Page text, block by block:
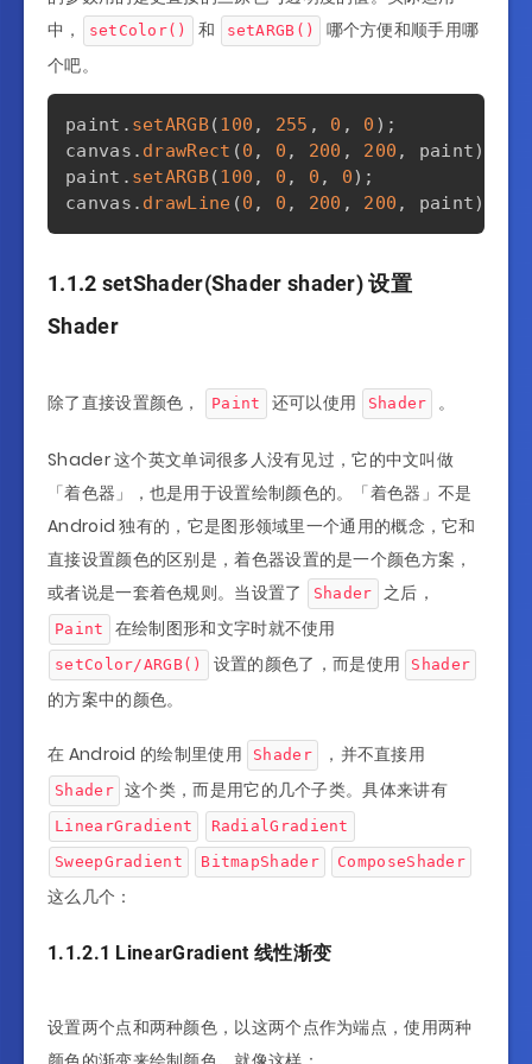
中，
setColor() 和 setARGB()
哪个方便和顺手用哪
个吧。
paint . setARGB(100 , 255 , 0 , 0 ) ;
canvas . drawRect (0 , 0 , 200 , 200 , paint)
paint . setARGB(100 , 0 , 0 , 0) ;
canvas . drawLine (0 , 0 , 200 , 200 , paint)
1.1.2 setShader(Shader shader) 设置
Shader
除了直接设置颜色， Paint 还可以使用 Shader 。
Shader 这个英文单词很多人没有见过，它的中文叫做
「着色器」，也是用于设置绘制颜色的。「着色器」不是
Android 独有的，它是图形领域里一个通用的概念，它和
直接设置颜色的区别是，着色器设置的是一个颜色方案，
或者说是一套着色规则。当设置了
Shader 之后，
Paint 在绘制图形和文字时就不使用
setColor/ARGB() 设置的颜色了，而是使用 Shader
的方案中的颜色。
在 Android 的绘制里使用 Shader ，并不直接用
Shader 这个类，而是用它的几个子类。具体来讲有
LinearGradient
RadialGradient
SweepGradient
BitmapShader ComposeShader
这么几个：
1.1.2.1 LinearGradient 线性渐变
设置两个点和两种颜色，以这两个点作为端点，使用两种